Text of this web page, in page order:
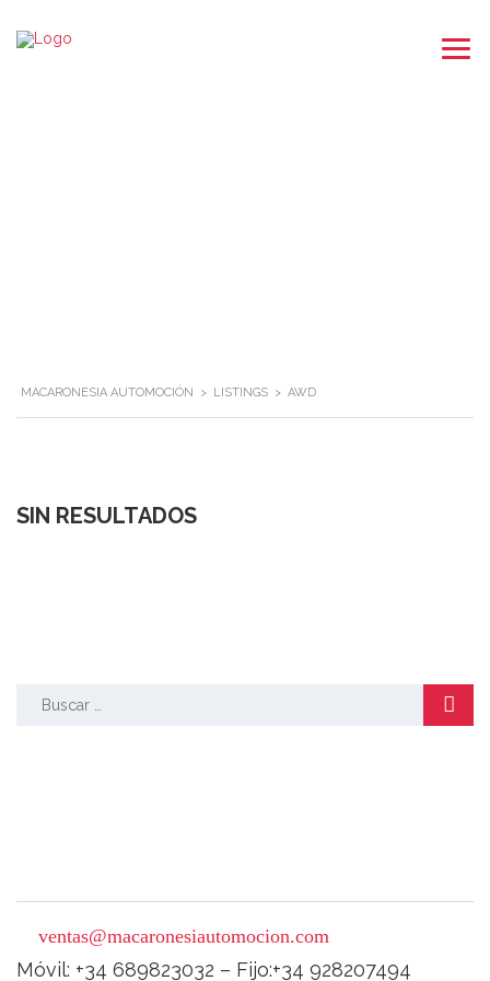
MACARONESIA AUTOMOCIÓN > LISTINGS > AWD
SIN RESULTADOS
Buscar:
ventas@macaronesiautomocion.com
Móvil: +34 689823032 – Fijo:+34 928207494